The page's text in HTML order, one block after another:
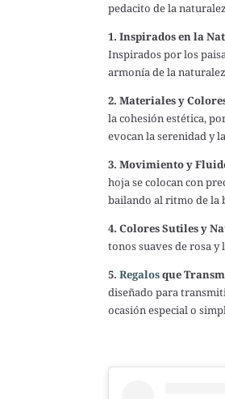
pedacito de la
1. Inspirados en la
Inspirados por los
armonía de la
2. Materiales y
la cohesión estética,
evocan la serenidad y
3. Movimiento y
hoja se colocan con
bailando al ritmo de la
4. Colores Sutiles y
tonos suaves de rosa
5.Regalosque
diseñado para
ocasión especial o